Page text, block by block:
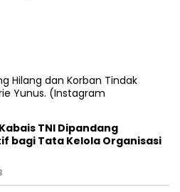
TNI Dipandang
bagi Tata Kelola Organisasi